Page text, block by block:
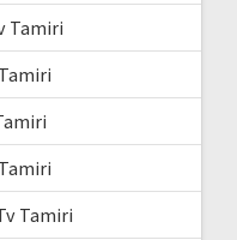
Tamiri
Tamiri